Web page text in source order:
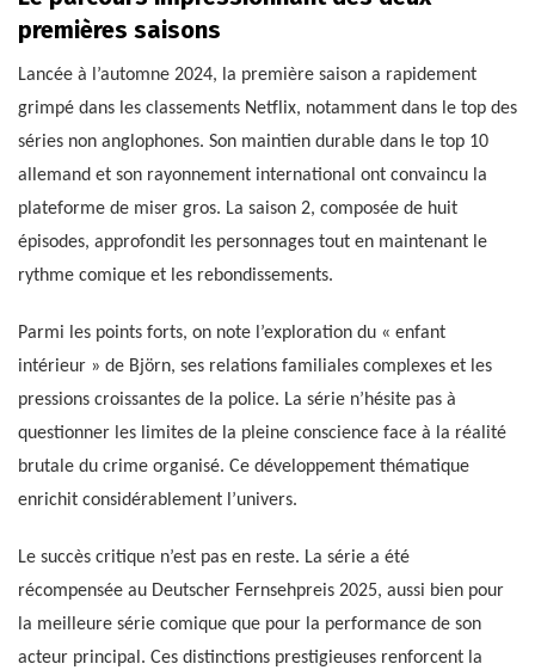
premières saisons
Lancée à l’automne 2024, la première saison a rapidement
grimpé dans les classements Netflix, notamment dans le top des
séries non anglophones. Son maintien durable dans le top 10
allemand et son rayonnement international ont convaincu la
plateforme de miser gros. La saison 2, composée de huit
épisodes, approfondit les personnages tout en maintenant le
rythme comique et les rebondissements.
Parmi les points forts, on note l’exploration du « enfant
intérieur » de Björn, ses relations familiales complexes et les
pressions croissantes de la police. La série n’hésite pas à
questionner les limites de la pleine conscience face à la réalité
brutale du crime organisé. Ce développement thématique
enrichit considérablement l’univers.
Le succès critique n’est pas en reste. La série a été
récompensée au Deutscher Fernsehpreis 2025, aussi bien pour
la meilleure série comique que pour la performance de son
acteur principal. Ces distinctions prestigieuses renforcent la